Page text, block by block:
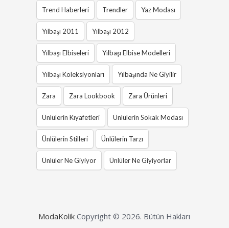
Trend Haberleri Trendler Yaz Modası
Yılbaşı 2011 Yılbaşı 2012
Yılbaşı Elbiseleri Yılbaşı Elbise Modelleri
Yılbaşı Koleksiyonları Yılbaşında Ne Giyilir
Zara Zara Lookbook Zara Ürünleri
Ünlülerin Kıyafetleri Ünlülerin Sokak Modası
Ünlülerin Stilleri Ünlülerin Tarzı
Ünlüler Ne Giyiyor Ünlüler Ne Giyiyorlar
ModaKolik Copyright © 2026. Bütün Hakları